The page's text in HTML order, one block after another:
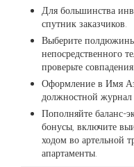
Для большинства
спутник заказчиков.
Выберите
непосредственного
проверьте совпадения.
Оформление в Имя
должностной
Пополняйте баланс-
бонусы, включите
ходом во артельной
апартаменты.